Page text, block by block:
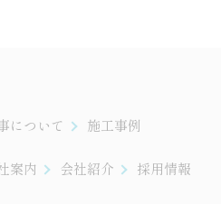
について 施工事例
案内 会社紹介 採用情報